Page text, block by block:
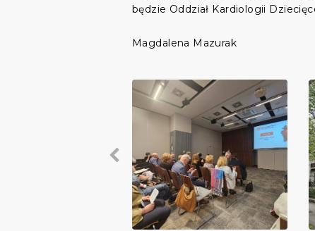
będzie Oddział Kardiologii
Magdalena Mazurak